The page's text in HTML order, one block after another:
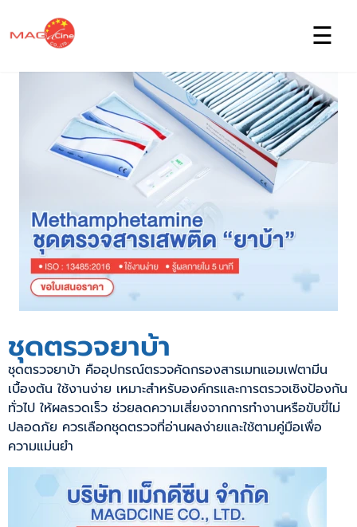
☰
ชุดตรวจยาบ้า
ชุดตรวจยาบ้า คืออุปกรณ์ตรวจคัดกรองสารเมทแอมเฟตามีน
เบื้องต้น ใช้งานง่าย เหมาะสำหรับองค์กรและการตรวจเชิงป้องกัน
ทั่วไป ให้ผลรวดเร็ว ช่วยลดความเสี่ยงจากการทำงานหรือขับขี่ไม่
ปลอดภัย ควรเลือกชุดตรวจที่อ่านผลง่ายและใช้ตามคู่มือเพื่อ
ความแม่นยำ